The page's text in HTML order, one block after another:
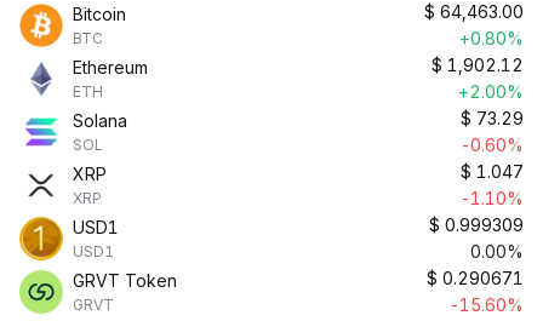
Bitcoin
BTC
$ 64,463.00
+0.80%
Ethereum
ETH
$ 1,902.12
+2.00%
Solana
SOL
$ 73.29
-0.60%
XRP
XRP
$ 1.047
-1.10%
USD1
USD1
$ 0.999309
0.00%
GRVT Token
GRVT
$ 0.290671
-15.60%